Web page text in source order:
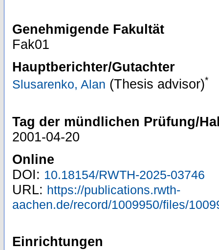
Genehmigende Fakultät
Fak01
Hauptberichter/Gutachter
Slusarenko, Alan (Thesis advisor)*
Tag der mündlichen Prüfung/
2001-04-20
Online
DOI: 10.18154/RWTH-2025-03746
URL: https://publications.rwth-
aachen.de/record/1009950/files/
Einrichtungen